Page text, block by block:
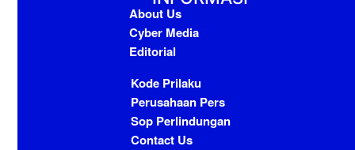
About Us
Cyber Media
Editorial
Kode Prilaku
Perusahaan Pers
Sop Perlindungan
Contact Us